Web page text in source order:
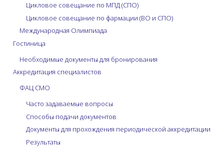
Цикловое совещание по МПД (СПО)
Цикловое совещание по фармации (ВО и СПО)
Международная Олимпиада
Гостиница
Необходимые документы для бронирования
Аккредитация специалистов
ФАЦ СМО
Часто задаваемые вопросы
Способы подачи документов
Документы для прохождения периодической аккредитации
Результаты